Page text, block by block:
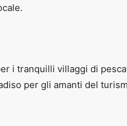
i tranquilli villaggi di
per gli amanti del